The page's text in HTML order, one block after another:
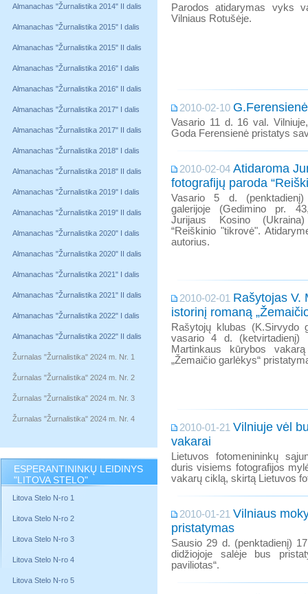
Almanachas "Žurnalistika 2014" II dalis
Almanachas "Žurnalistika 2015" I dalis
Almanachas "Žurnalistika 2015" II dalis
Almanachas "Žurnalistika 2016" I dalis
Almanachas "Žurnalistika 2016" II dalis
Almanachas "Žurnalistika 2017" I dalis
Almanachas "Žurnalistika 2017" II dalis
Almanachas "Žurnalistika 2018" I dalis
Almanachas "Žurnalistika 2018" II dalis
Almanachas "Žurnalistika 2019" I dalis
Almanachas "Žurnalistika 2019" II dalis
Almanachas "Žurnalistika 2020" I dalis
Almanachas "Žurnalistika 2020" II dalis
Almanachas "Žurnalistika 2021" I dalis
Almanachas "Žurnalistika 2021" II dalis
Almanachas "Žurnalistika 2022" I dalis
Almanachas "Žurnalistika 2022" II dalis
Žurnalas "Žurnalistika" 2024 m. Nr. 1
Žurnalas "Žurnalistika" 2024 m. Nr. 2
Žurnalas "Žurnalistika" 2024 m. Nr. 3
Žurnalas "Žurnalistika" 2024 m. Nr. 4
ESPERANTININKŲ LEIDINYS
"LITOVA STELO"
Litova Stelo N-ro 1
Litova Stelo N-ro 2
Litova Stelo N-ro 3
Litova Stelo N-ro 4
Litova Stelo N-ro 5
Parodos atidarymas vyks
Vilniaus Rotušėje.
2010-02-10
Vasario 11 d. 16 val.
Goda Ferensienė pristatys
2010-02-04 Atidaroma
fotografijų paroda
Vasario 5 d.
galerijoje (Gedimino pr.
Jurijaus Kosino
“Reiškinio "tikrovė".
autorius.
2010-02-01 Rašytojas V.
istorinį romaną
Rašytojų klubas (K.Sirvydo
vasario 4 d. (ketvirtadienį)
Martinkaus kūrybos
„Žemaičio garlėkys“
2010-01-21 Vilniuje vėl
vakarai
Lietuvos fotomenininkų
duris visiems fotografijos
vakarų ciklą, skirtą Lietuvos
2010-01-21 Vilniaus
pristatymas
Sausio 29 d. (penktadienį)
didžiojoje salėje bus
paviliotas“.